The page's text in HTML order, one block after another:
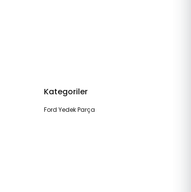
Kategoriler
Ford Yedek Parça